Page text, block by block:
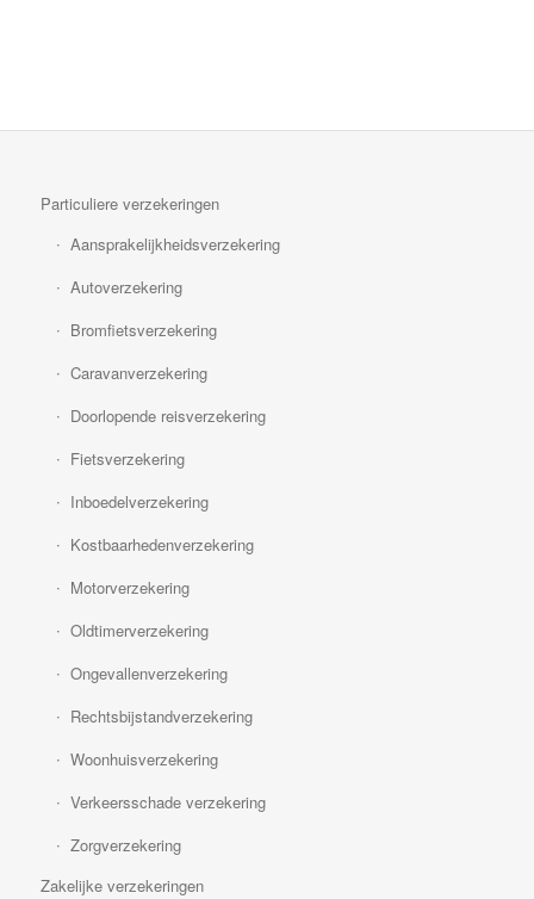
Particuliere verzekeringen
Aansprakelijkheidsverzekering
Autoverzekering
Bromfietsverzekering
Caravanverzekering
Doorlopende reisverzekering
Fietsverzekering
Inboedelverzekering
Kostbaarhedenverzekering
Motorverzekering
Oldtimerverzekering
Ongevallenverzekering
Rechtsbijstandverzekering
Woonhuisverzekering
Verkeersschade verzekering
Zorgverzekering
Zakelijke verzekeringen